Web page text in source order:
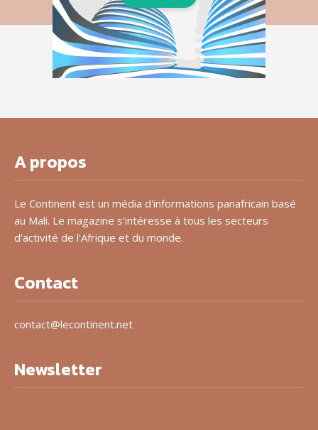
A propos
Le Continent est un média d'informations panafricain basé
au Mali. Le magazine s'intéresse à tous les secteurs
d'activité de l'Afrique et du monde.
Contact
contact@lecontinent.net
Newsletter